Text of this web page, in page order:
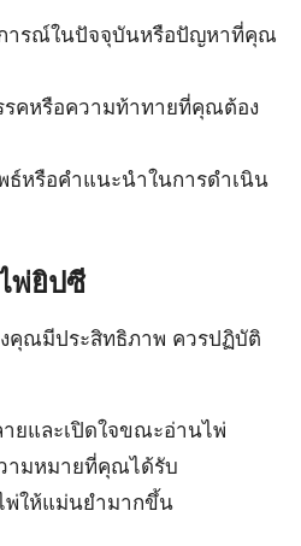
ารณ์ในปัจจุบันหรือปัญหาที่คุณ
รคหรือความท้าทายที่คุณต้อง
ธ์หรือคำแนะนำในการดำเนิน
พ่ยิปซี
คุณมีประสิทธิภาพ ควรปฏิบัติ
ยและเปิดใจขณะอ่านไพ่
ามหมายที่คุณได้รับ
พ่ให้แม่นยำมากขึ้น